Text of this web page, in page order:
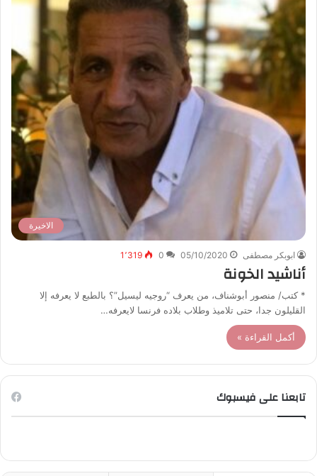
الاخيرة
ابوبكر مصطفى 05/10/2020
0 1٬319
أناشيد الخونة
* كتب/ منصور أبوشناف، من يعرف “روجيه ليسيل”؟ بالطبع لا يعرفه إلا
القليلون جدا، حتى تلاميذ وطلاب بلاده فرنسا لايعرفه…
أكمل القراءة »
تابعنا على فيسبوك